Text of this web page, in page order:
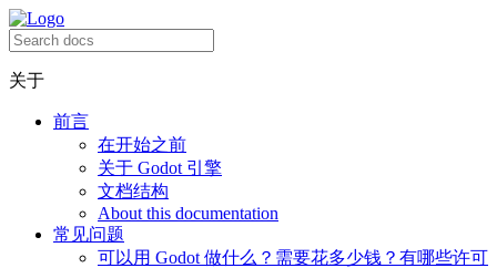
关于
前言
在开始之前
关于 Godot 引擎
文档结构
About this documentation
常见问题
可以用 Godot 做什么？需要花多少钱？有哪些许可